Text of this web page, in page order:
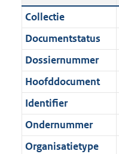
c
t
i
e
n
f
o
t
:
2
,
4
M
b
Collectie
Documentstatus
Dossiernummer
Hoofddocument
Identifier
Ondernummer
Organisatietype